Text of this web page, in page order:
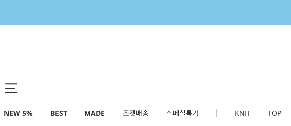
NEW 5% BEST MADE 조켓배송 스페셜특가 KNIT TOP